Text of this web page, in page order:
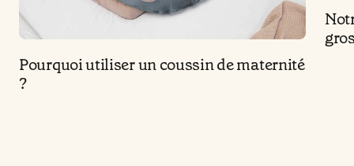
Pourquoi utiliser un coussin de maternité
?